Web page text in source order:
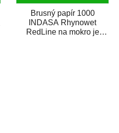
Brusný papír 1000
INDASA Rhynowet
RedLine na mokro je